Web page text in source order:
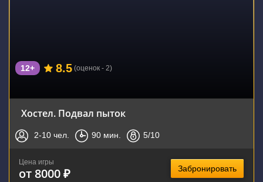
12+ 8.5 (оценок - 2)
Хостел. Подвал пыток
2-10 чел. 90 мин. 5/10
Цена игры
от 8000 ₽ Забронировать